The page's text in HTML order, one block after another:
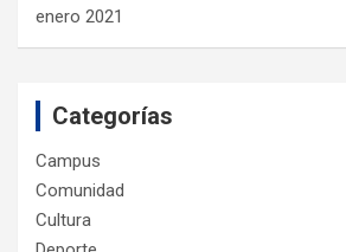
enero 2021
Categorías
Campus
Comunidad
Cultura